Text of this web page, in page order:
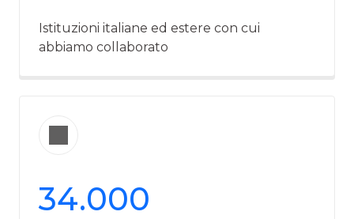
Istituzioni italiane ed estere con cui
abbiamo collaborato
34.000